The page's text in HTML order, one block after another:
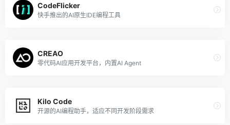
CodeFlicker
快手推出的AI原生IDE编程工具
CREAO
零代码AI应用开发平台，内置AI Agent
Kilo Code
开源的AI编程助手，适应不同开发阶段需求